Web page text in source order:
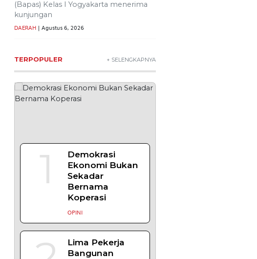
2
Lima Pekerja
Dibunuh OPM,
Pekerja Sipil
NEWS
3
Kunci Bangun
Ekosistem
Pangan
Nasional,
Sugeng Santoso
Tekankan
Sektor
NEWS